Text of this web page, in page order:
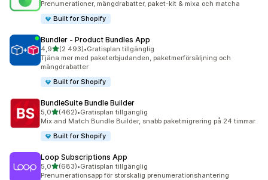
Prenumerationer, mängdrabatter, paket-kit & mixa och matcha
Built for Shopify
Bundler ‑ Product Bundles App
4,9av 5 stjärnor
(2 493)
2493 recensioner totalt
•Gratisplan tillgänglig
Tjäna mer med paketerbjudanden, paketmerförsäljning och
mängdrabatter
Built for Shopify
BundleSuite Bundle Builder
5,0av 5 stjärnor
(462)
462 recensioner totalt
•Gratisplan tillgänglig
Mix and Match Bundle Builder, snabb paketmigrering på 24 timmar
Built for Shopify
Loop Subscriptions App
5,0av 5 stjärnor
(683)
683 recensioner totalt
•Gratisplan tillgänglig
Prenumerationsapp för storskalig prenumerationshantering